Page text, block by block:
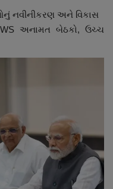
નવીનીકરણ અને વિકાસ
અનામત બેઠકો, ઉચ્ચ